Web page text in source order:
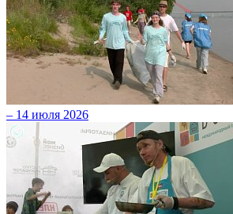
– 14 июля 2026